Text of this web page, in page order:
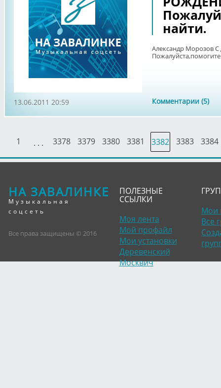
найти.
Александр Морозов
Комментарии (5)
13.06.2011 20:59
1 . . . 3378 3379 3380 3381 3382 3383 3384
НА ЗАВАЛИНКЕ
Музыкальная
соцсеть
Все права защищены © 2016
ПОЛЕЗНЫЕ
ССЫЛКИ
Моя лента
Мой профайл
Мои установки
Деревенский
Москвич
Мои
Все